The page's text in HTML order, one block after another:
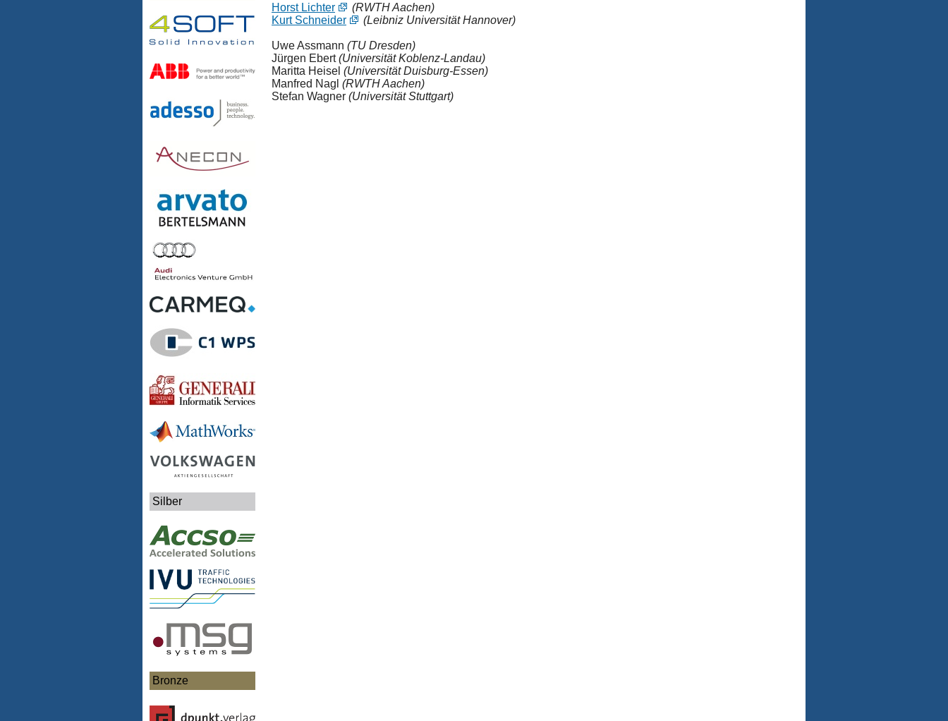
Silber
Bronze
Horst Lichter
(RWTH Aachen)
Kurt Schneider
(Leibniz Universität Hannover)
Uwe Assmann (TU Dresden)
Jürgen Ebert(Universität Koblenz-Landau)
Maritta Heisel (Universität Duisburg-Essen)
Manfred Nagl (RWTH Aachen)
Stefan Wagner (Universität Stuttgart)